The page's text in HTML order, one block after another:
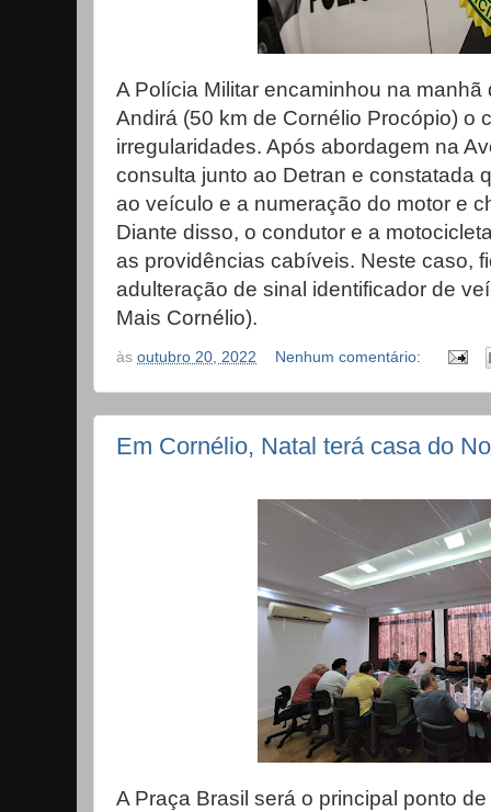
A Polícia Militar encaminhou na manhã
Andirá (50 km de Cornélio Procópio) o
irregularidades. Após abordagem na
consulta junto ao Detran e constatada
ao veículo e a numeração do motor e
Diante disso, o condutor e a
as providências cabíveis. Neste caso,
adulteração de sinal identificador de
Mais Cornélio).
às outubro 20, 2022 Nenhum comentário:
Em Cornélio, Natal terá casa do
A Praça Brasil será o principal ponto